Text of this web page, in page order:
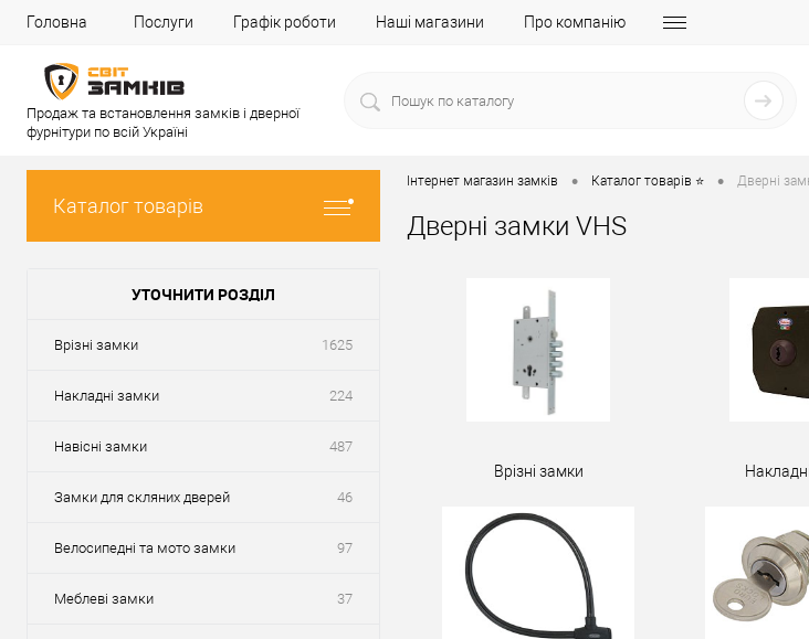
Головна Послуги Графік роботи Наші магазини Про компанію
Продаж та встановлення замків і дверної
фурнітури по всій Україні
Каталог товарів
УТОЧНИТИ РОЗДІЛ
Врізні замки 1625
Накладні замки 224
Навісні замки 487
Замки для скляних дверей 46
Велосипедні та мото замки 97
Меблеві замки 37
Інтернет магазин замків • Каталог товарів ⭐ • Дверні
Дверні замки VHS
Врізні замки